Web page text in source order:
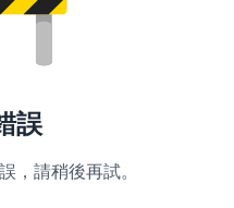
誤
，請稍後再試。